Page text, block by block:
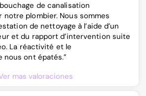
de canalisation
notre plombier. Nous sommes
de nettoyage à l’aide d’un
et du rapport d’intervention suite
La réactivité et le
nous ont épatés.”
mas valoraciones